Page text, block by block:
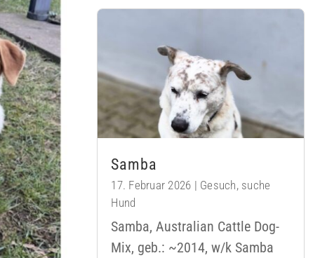
Samba
17. Februar 2026 | Gesuch, suche
Hund
Samba, Australian Cattle Dog-
Mix, geb.: ~2014, w/k Samba